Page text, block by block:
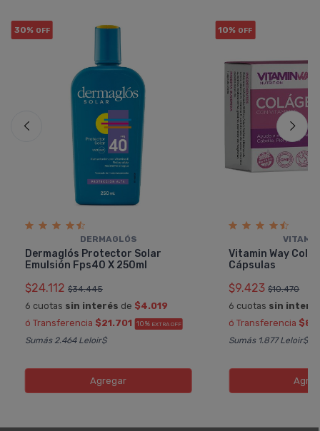
30% OFF
DERMAGLÓS
Dermaglós Protector Solar
Emulsión Fps40 X 250ml
$24.112 $34.445
6 cuotas sin interés de $4.019
ó Transferencia $21.701 10% EXTRA OFF
Sumás 2.464 Leloir$
Agregar
10% OFF
Vitamin Way
Cápsulas
$9.423 $10.470
6 cuotas sin
ó Transferencia
Sumás 1.877 Leloir$